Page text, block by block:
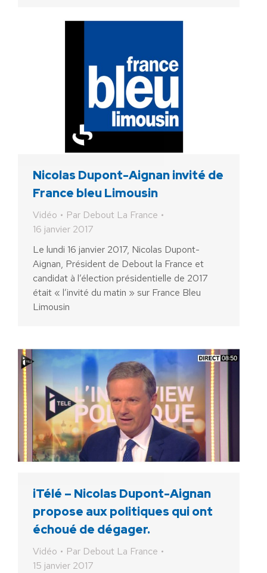
Nicolas Dupont-Aignan invité de
France bleu Limousin
Vidéo Par Debout La France
16 janvier 2017
Le lundi 16 janvier 2017, Nicolas Dupont-
Aignan, Président de Debout la France et
candidat à l’élection présidentielle de 2017
était « l’invité du matin » sur France Bleu
Limousin
iTélé – Nicolas Dupont-Aignan
propose aux politiques qui ont
échoué de dégager.
Vidéo Par Debout La France
15 janvier 2017